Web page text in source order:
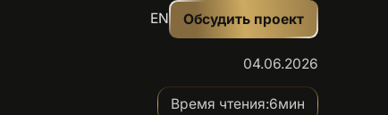
EN Обсудить проект
04.06.2026
Время чтения:6мин